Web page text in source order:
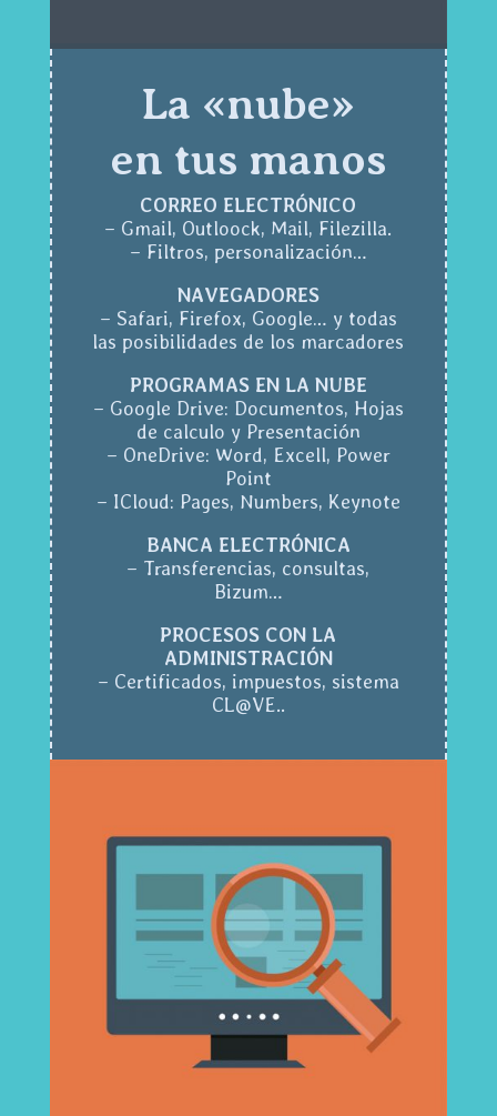
La «nube»
en tus manos
CORREO ELECTRÓNICO
– Gmail, Outloock, Mail, Filezilla.
– Filtros, personalización…
NAVEGADORES
– Safari, Firefox, Google… y todas
las posibilidades de los marcadores
PROGRAMAS EN LA NUBE
– Google Drive: Documentos, Hojas
de calculo y Presentación
– OneDrive: Word, Excell, Power
Point
– ICloud: Pages, Numbers, Keynote
BANCA ELECTRÓNICA
– Transferencias, consultas,
Bizum…
PROCESOS CON LA
ADMINISTRACIÓN
– Certificados, impuestos, sistema
CL@VE..